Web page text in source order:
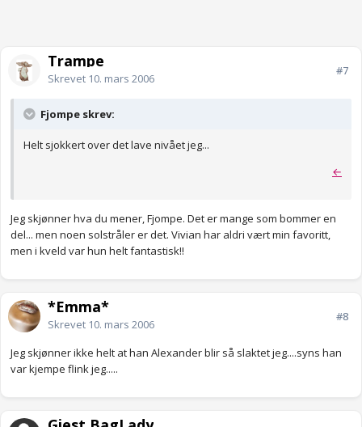
Trampe
Skrevet 10. mars 2006
#7
Fjompe skrev:
Helt sjokkert over det lave nivået jeg...
←
Jeg skjønner hva du mener, Fjompe. Det er mange som bommer en
del... men noen solstråler er det. Vivian har aldri vært min favoritt,
men i kveld var hun helt fantastisk!!
*Emma*
Skrevet 10. mars 2006
#8
Jeg skjønner ikke helt at han Alexander blir så slaktet jeg....syns han
var kjempe flink jeg.....